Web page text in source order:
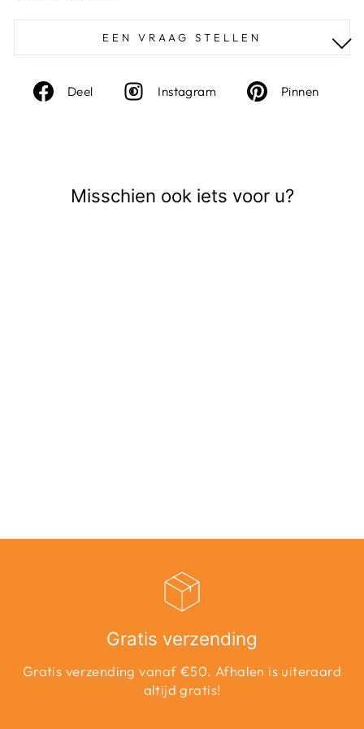
EEN VRAAG STELLEN
Deel
Deel
Instagram InstagramPinnen
Misschien ook iets voor u?
Gratis verzending
Gratis verzending vanaf €50. Afhalen is uiteraard
altijd gratis!